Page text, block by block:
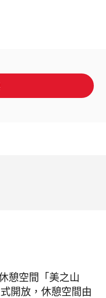
憩空間「美之山
開放，休憩空間由